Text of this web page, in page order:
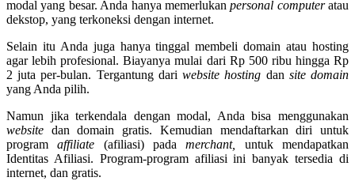
modal yang besar. Anda hanya memerlukanpersonal computeratau
dekstop, yang terkoneksi dengan internet.
Selain itu Anda juga hanya tinggal membeli domain atau hosting
agar lebih profesional. Biayanya mulai dari Rp 500 ribu hingga Rp
2 juta per-bulan. Tergantung dariwebsite hosting dan site domain
yang Anda pilih.
Namun jika terkendala dengan modal, Anda bisa menggunakan
website dan domain gratis. Kemudian mendaftarkan diri untuk
programaffiliate (afiliasi) padamerchant, untuk mendapatkan
Identitas Afiliasi. Program-program afiliasi ini banyak tersedia di
internet, dan gratis.